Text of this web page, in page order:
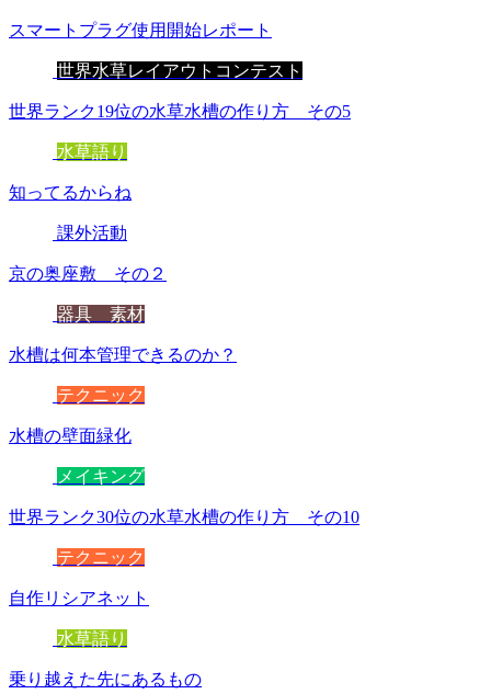
スマートプラグ使用開始レポート
世界水草レイアウトコンテスト
世界ランク19位の水草水槽の作り方 その5
水草語り
知ってるからね
課外活動
京の奥座敷 その２
器具 素材
水槽は何本管理できるのか？
テクニック
水槽の壁面緑化
メイキング
世界ランク30位の水草水槽の作り方 その10
テクニック
自作リシアネット
水草語り
乗り越えた先にあるもの